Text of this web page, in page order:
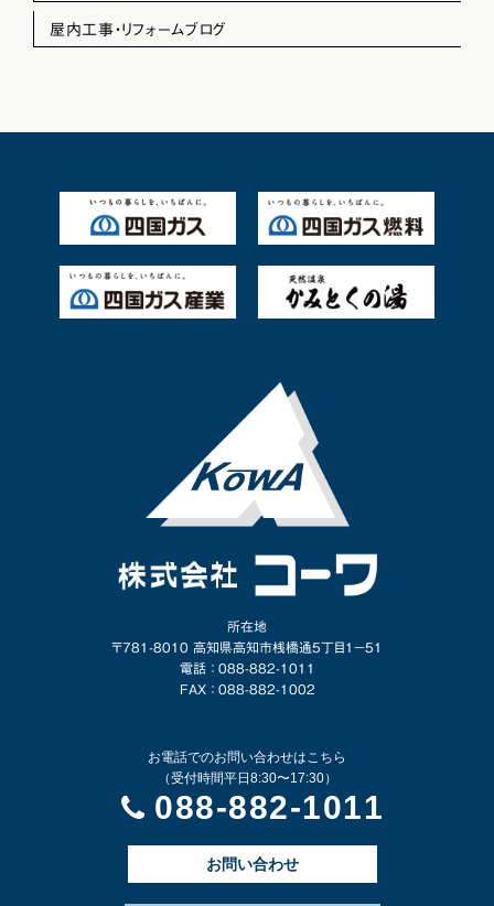
屋内工事・リフォームブログ
所在地
〒781-8010 高知県高知市桟橋通5丁目1−51
電話 ： 088-882-1011
FAX ： 088-882-1002
お電話でのお問い合わせはこちら
（受付時間平日8:30〜17:30）
088-882-1011
お問い合わせ